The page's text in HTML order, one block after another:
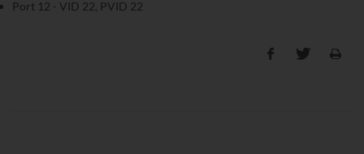
Port 12 - VID 22, PVID 22